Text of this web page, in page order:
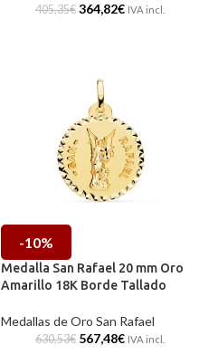
405,35€ 364,82€ IVA incl.
-10%
Medalla San Rafael 20 mm Oro
Amarillo 18K Borde Tallado
Medallas de Oro San Rafael
630,53€ 567,48€ IVA incl.